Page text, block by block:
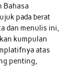
Bahasa
pada berat
dan menulis ini,
kumpulan
atas
penting,